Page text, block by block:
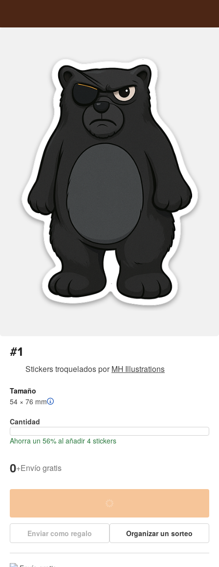
#1
Stickers troqueladospor MH Illustrations
Tamaño
54 × 76 mm
Cantidad
Ahorra un 56% al añadir 4 stickers
0+Envío gratis
Enviar como regalo Organizar un sorteo